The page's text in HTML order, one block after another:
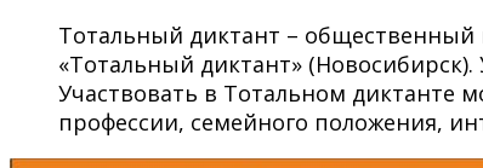
Тотальный диктант – общественный
«Тотальный диктант»
Участвовать в Тотальном диктанте
профессии, семейного положения,